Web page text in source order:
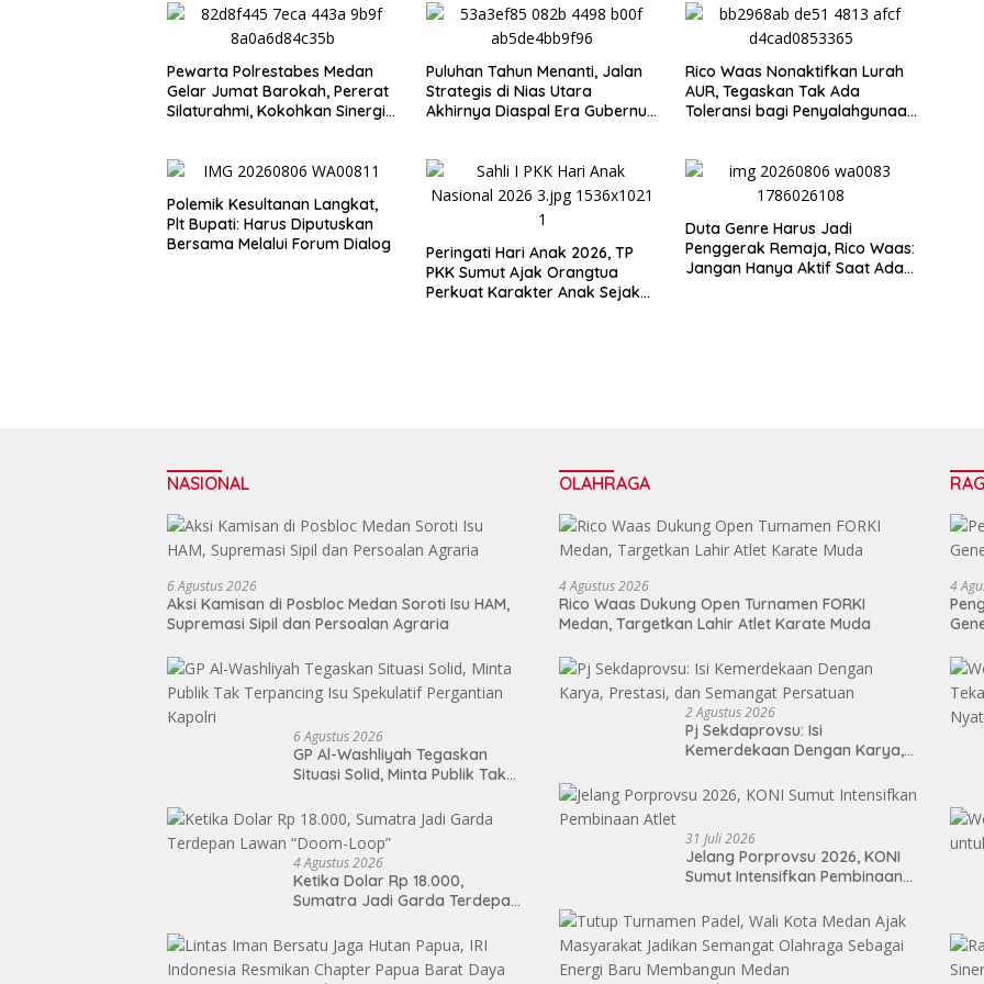
Pewarta Polrestabes Medan
Gelar Jumat Barokah, Pererat
Silaturahmi, Kokohkan Sinergi
Puluhan Tahun Menanti, Jalan
Strategis di Nias Utara
Akhirnya Diaspal Era Gubernur
Rico Waas Nonaktifkan Lurah
AUR, Tegaskan Tak Ada
Toleransi bagi Penyalahgunaan
Polemik Kesultanan Langkat,
Plt Bupati: Harus Diputuskan
Bersama Melalui Forum Dialog
Peringati Hari Anak 2026, TP
PKK Sumut Ajak Orangtua
Perkuat Karakter Anak Sejak
Duta Genre Harus Jadi
Penggerak Remaja, Rico Waas:
Jangan Hanya Aktif Saat Ada
NASIONAL
6 Agustus 2026
Aksi Kamisan di Posbloc Medan Soroti Isu HAM,
Supremasi Sipil dan Persoalan Agraria
6 Agustus 2026
GP Al-Washliyah Tegaskan
Situasi Solid, Minta Publik Tak
Pergantian Kapolri
4 Agustus 2026
Ketika Dolar Rp 18.000,
Sumatra Jadi Garda Terdepan
OLAHRAGA
4 Agustus 2026
Rico Waas Dukung Open Turnamen FORKI
Medan, Targetkan Lahir Atlet Karate Muda
2 Agustus 2026
Pj Sekdaprovsu: Isi
Kemerdekaan Dengan Karya,
Persatuan
31 Juli 2026
Jelang Porprovsu 2026, KONI
Sumut Intensifkan Pembinaan
4